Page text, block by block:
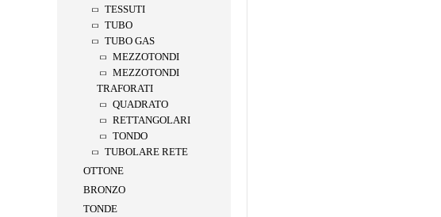
TESSUTI
TUBO
TUBO GAS
MEZZOTONDI
MEZZOTONDI
TRAFORATI
QUADRATO
RETTANGOLARI
TONDO
TUBOLARE RETE
OTTONE
BRONZO
TONDE